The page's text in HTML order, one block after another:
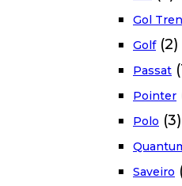
Gol
Golf (2)
Passat
Pointer
Polo (3)
Saveiro